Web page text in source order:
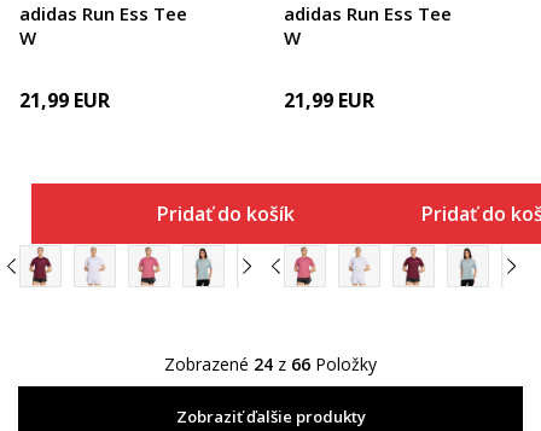
adidas Run Ess Tee
W
21,99 EUR
Pridať do košíka
adidas Run Ess Tee
W
21,99 EUR
Pridať do
Zobrazené 24 z 66 Položky
Zobraziť ďalšie produkty